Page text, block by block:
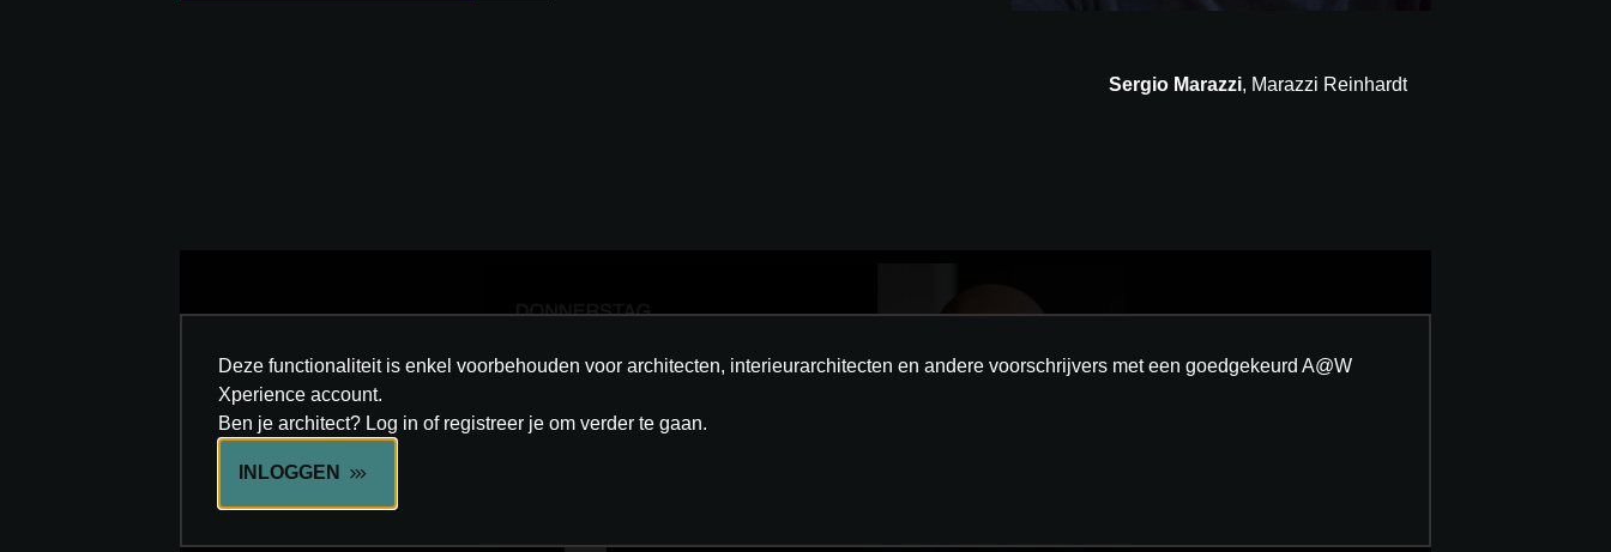
Sergio Marazzi, Marazzi Reinhardt
Deze functionaliteit is enkel voorbehouden voor architecten, interieurarchitecten en andere voorschrijvers met een goedgekeurd A@W
Xperience account.
Ben je architect? Log in of registreer je om verder te gaan.
INLOGGEN